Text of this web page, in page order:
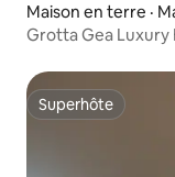
Maison en terre ·
Grotta Gea Luxury
Superhôte
Superhôte